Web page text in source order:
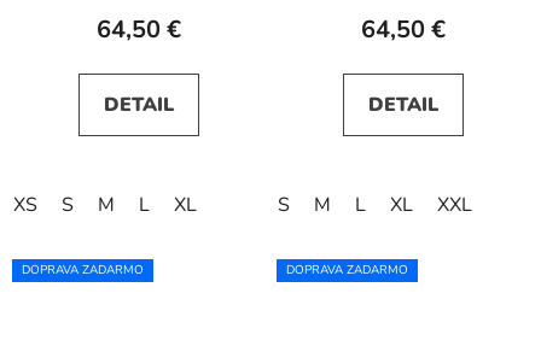
64,50 €
DETAIL
XS S M L XL
64,50 €
DETAIL
S M L XL XXL
DOPRAVA ZADARMO DOPRAVA ZADARMO